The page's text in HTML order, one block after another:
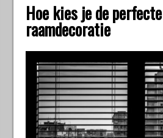
Hoe kies je de perfecte
raamdecoratie